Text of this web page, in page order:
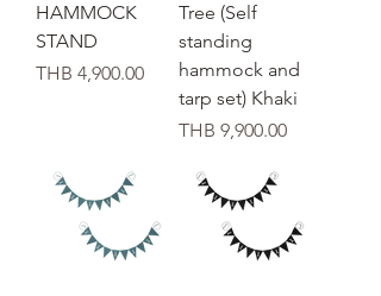
HAMMOCK
STAND
価格
THB 4,900.00
Tree (Self
standing
hammock and
tarp set) Khaki
価格
THB 9,900.00